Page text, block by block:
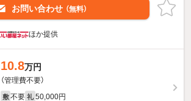
お問い合わせ （無料）
ほか提供
10.8万円
（管理費不要）
敷 不要 礼 50,000円